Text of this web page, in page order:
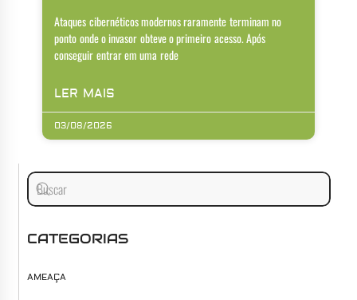
Ataques cibernéticos modernos raramente terminam no
ponto onde o invasor obteve o primeiro acesso. Após
conseguir entrar em uma rede
LER MAIS
03/08/2026
CATEGORIAS
AMEAÇA